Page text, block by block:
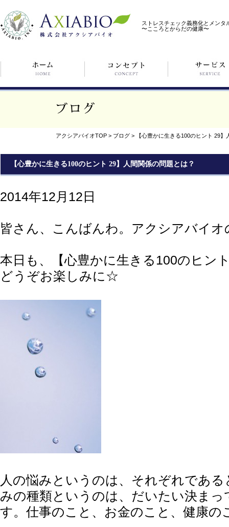
ストレスチェック義務化とメンタ
〜こころとからだの健康〜
アクシアバイオTOP> ブログ>【心豊かに生きる100のヒント 29】
【心豊かに生きる100のヒント 29】人間関係の問題とは？
2014年12月12日
皆さん、こんばんわ。アクシアバイオ
本日も、【心豊かに生きる100のヒン
どうぞお楽しみに☆
人の悩みというのは、それぞれであ
みの種類というのは、だいたい決ま
す。仕事のこと、お金のこと、健康の